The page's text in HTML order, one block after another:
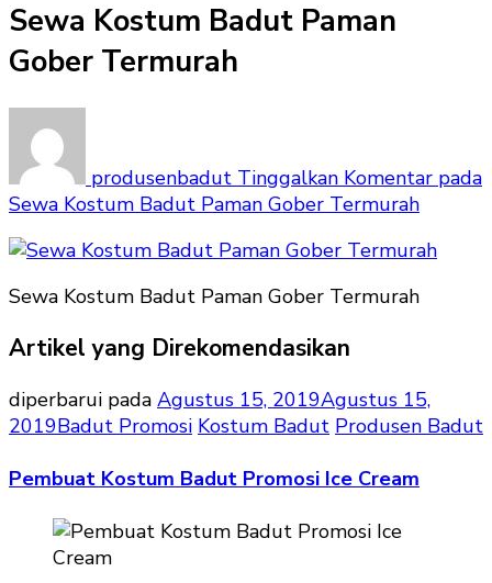
Sewa Kostum Badut Paman
Gober Termurah
produsenbadut Tinggalkan Komentar pada
Sewa Kostum Badut Paman Gober Termurah
Sewa Kostum Badut Paman Gober Termurah
Artikel yang Direkomendasikan
diperbarui pada Agustus 15, 2019Agustus 15,
2019Badut Promosi Kostum Badut Produsen Badut
Pembuat Kostum Badut Promosi Ice Cream